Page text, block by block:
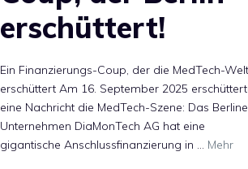
erschüttert!
Ein Finanzierungs-Coup, der die MedTech-Welt
erschüttert Am 16. September 2025
eine Nachricht die MedTech-Szene: Das
Unternehmen DiaMonTech AG hat eine
gigantische Anschlussfinanzierung in … Mehr